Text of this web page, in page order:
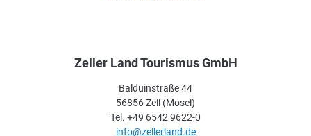
Zeller Land Tourismus GmbH
Balduinstraße 44
56856 Zell (Mosel)
Tel. +49 6542 9622-0
info@zellerland.de